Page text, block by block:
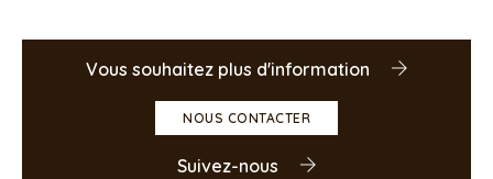
Vous souhaitez plus d'information
NOUS CONTACTER
Suivez-nous